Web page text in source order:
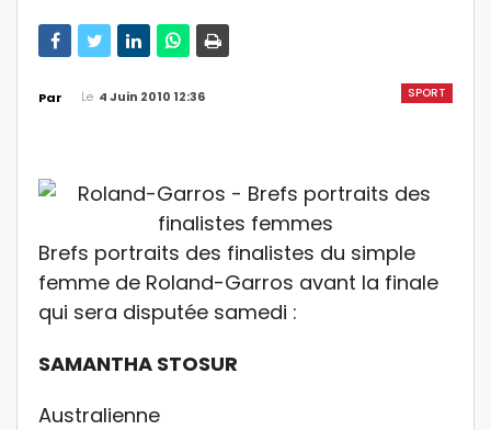
SPORT
Par Le 4 Juin 2010 12:36
Brefs portraits des finalistes du simple
femme de Roland-Garros avant la finale
qui sera disputée samedi :
SAMANTHA STOSUR
Australienne